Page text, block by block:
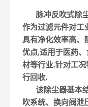
脉冲反吹式除尘
作为过滤元件对工
具有净化效率高、
优点,适用于医药
材等行业.针对工
行回收.
该除尘器基本结
吹系统、换向阀泄